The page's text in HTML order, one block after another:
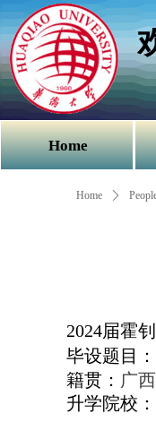
Home
Home ꄲ
2024届霍
毕设题目
籍贯： 广
升学院校